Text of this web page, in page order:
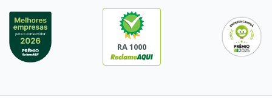
RA 1000